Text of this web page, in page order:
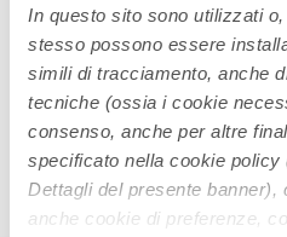
In questo sito sono utilizzati
stesso possono essere
simili di tracciamento, anche
tecniche (ossia i cookie
consenso, anche per altre
specificato nella cookie
Dettagli del presente
anche cookie di preferenze,
del mese di Tishrì. Racchiude in
insieme! Il giorno del giudizio Il
giorno dedicato all’introspezione
questa giornata si riflette sul
l’anno precedente e si fa […]
Continue Reading